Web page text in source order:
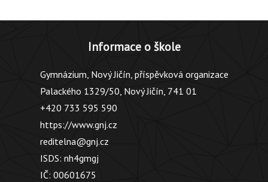
Informace o škole
Gymnázium, Nový Jičín, příspěvková organizace
Palackého 1329/50, Nový Jičín, 741 01
+420 733 595 590
https://www.gnj.cz
reditelna@gnj.cz
ISDS: nh4gmgj
IČ: 00601675